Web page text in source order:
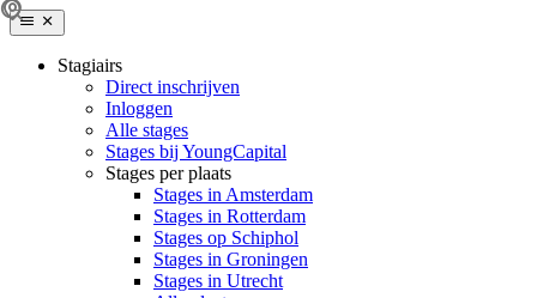
Stagiairs
Direct inschrijven
Inloggen
Alle stages
Stages bij YoungCapital
Stages per plaats
Stages in Amsterdam
Stages in Rotterdam
Stages op Schiphol
Stages in Groningen
Stages in Utrecht